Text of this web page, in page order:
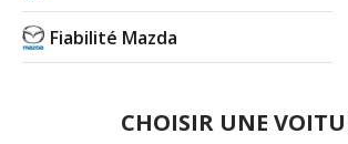
Fiabilité Mazda
CHOISIR UNE